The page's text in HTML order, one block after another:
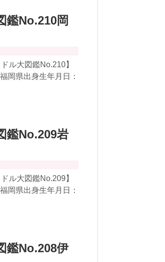
鑑No.210岡
ル大図鑑No.210】
岡県出身生年月日：
鑑No.209岩
ル大図鑑No.209】
岡県出身生年月日：
鑑No.208伊